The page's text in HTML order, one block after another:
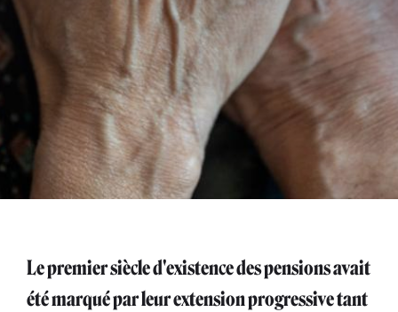
Le premier siècle d'existence des pensions avait
été marqué par leur extension progressive tant